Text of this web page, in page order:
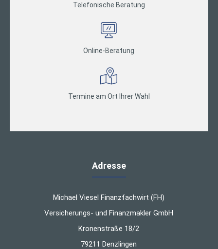
Telefonische Beratung
Online-Beratung
Termine am Ort Ihrer Wahl
Adresse
Michael Viesel Finanzfachwirt (FH)
Versicherungs- und Finanzmakler GmbH
Kronenstraße 18/2
79211 Denzlingen